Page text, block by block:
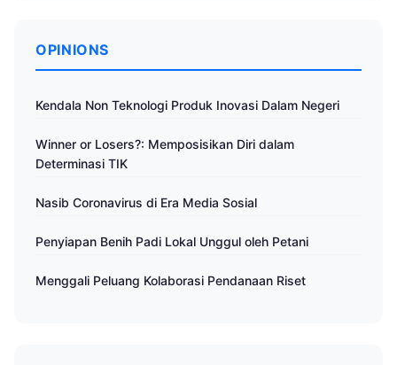
OPINIONS
Kendala Non Teknologi Produk Inovasi Dalam Negeri
Winner or Losers?: Memposisikan Diri dalam
Determinasi TIK
Nasib Coronavirus di Era Media Sosial
Penyiapan Benih Padi Lokal Unggul oleh Petani
Menggali Peluang Kolaborasi Pendanaan Riset